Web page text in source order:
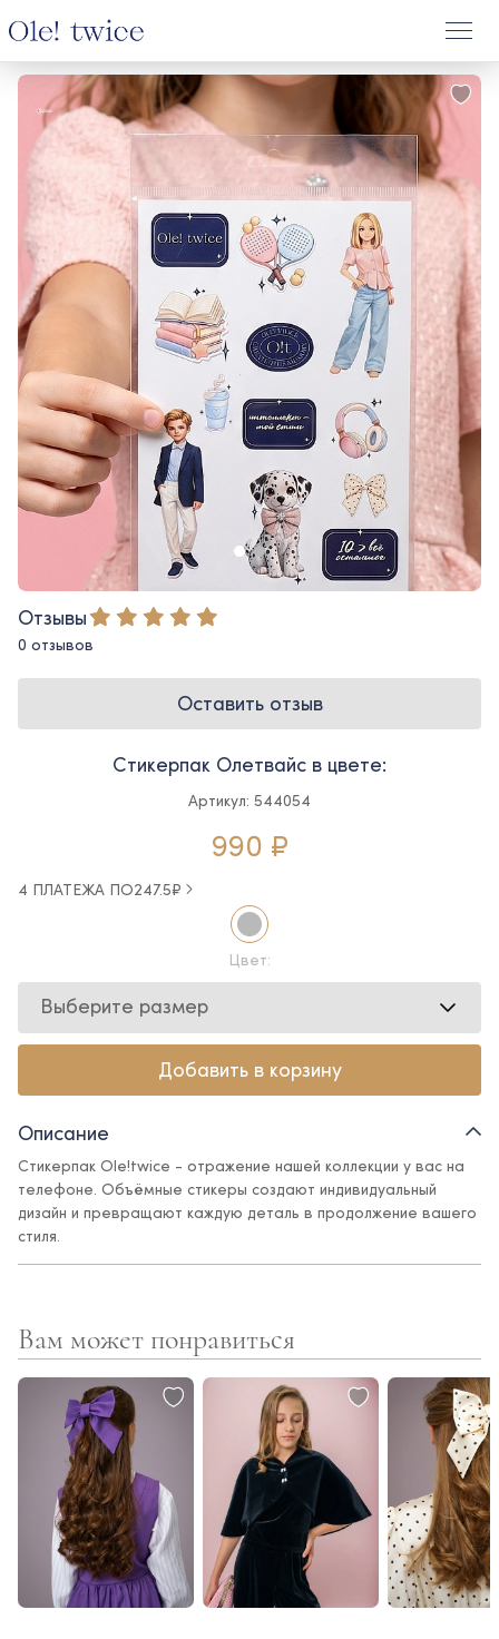
Отзывы
0 отзывов
Оставить отзыв
Стикерпак Олетвайс в цвете:
Артикул: 544054
990 ₽
4 ПЛАТЕЖА ПО247.5₽
Цвет:
Выберите размер
Добавить в корзину
Описание
Стикерпак Ole!twice - отражение нашей коллекции у вас на
телефоне. Объёмные стикеры создают индивидуальный
дизайн и превращают каждую деталь в продолжение вашего
стиля.
Вам может понравиться